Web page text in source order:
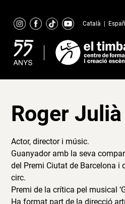
content
Català
Roger Julià
Actor, director i músic.
Guanyador amb la seva
del Premi Ciutat de Barcelona i
circ.
Premi de la crítica pel musical
Ha format part de la direcció